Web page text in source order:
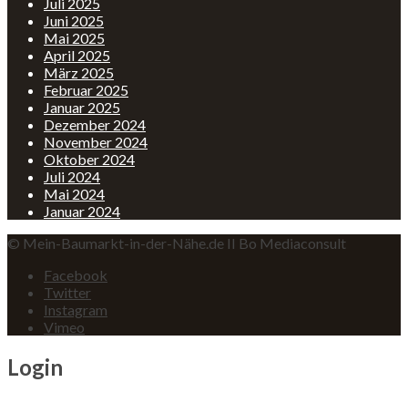
Juni 2025
Mai 2025
April 2025
März 2025
Februar 2025
Januar 2025
Dezember 2024
November 2024
Oktober 2024
Juli 2024
Mai 2024
Januar 2024
© Mein-Baumarkt-in-der-Nähe.de II Bo Mediaconsult
Facebook
Twitter
Instagram
Vimeo
Login